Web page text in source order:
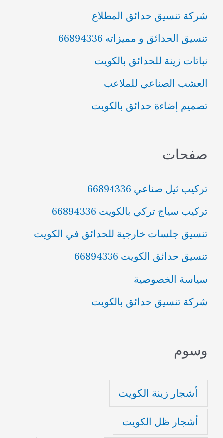
ع
ن
:
شركة تنسيق حدائق المطلاع
تنسيق الحدائق و مميزاته 66894336
نباتات زينة للحدائق بالكويت
العشب الصناعي للملاعب
تصميم إضاءة حدائق بالكويت
صفحات
تركيب ثيل صناعي 66894336
تركيب سياج تركي بالكويت 66894336
تنسيق جلسات خارجية للحدائق في الكويت
تنسيق حدائق الكويت 66894336
سياسة الخصوصية
شركة تنسيق حدائق بالكويت
وسوم
أشجار زينة الكويت
أشجار ظل الكويت